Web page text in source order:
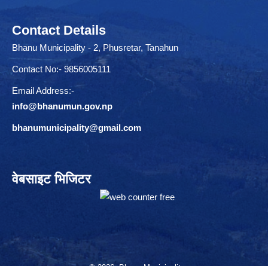
Contact Details
Bhanu Municipality - 2, Phusretar, Tanahun
Contact No:- 9856005111
Email Address:-
info@bhanumun.gov.np
bhanumunicipality@gmail.com
वेबसाइट भिजिटर